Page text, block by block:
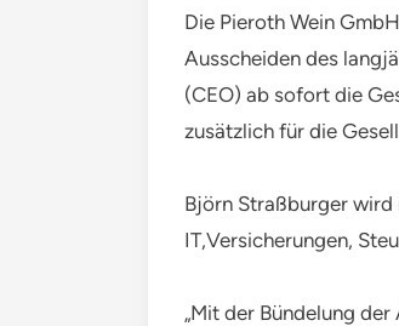
Die Pieroth Wein
Ausscheiden des
(CEO) ab sofort die
zusätzlich für die
Björn Straßburger wird
IT,Versicherungen,
„Mit der Bündelung